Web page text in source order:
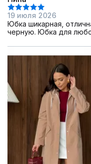
19 июля 2026
Юбка шикарная,
черную. Юбка для